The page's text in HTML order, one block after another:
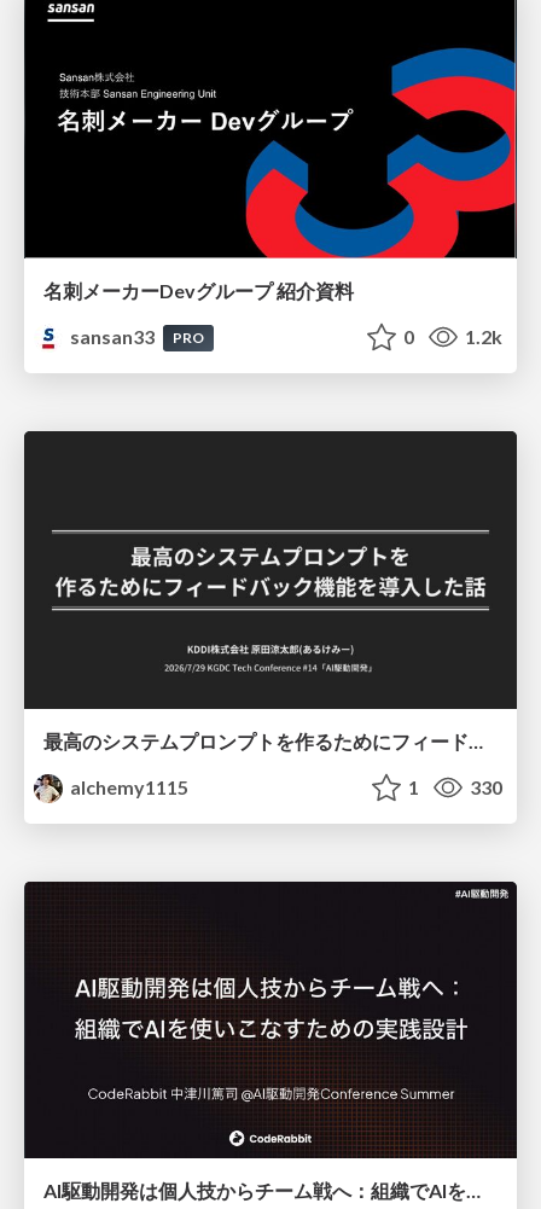
名刺メーカーDevグループ 紹介資料
sansan33
PRO 0 1.2k
alchemy1115
1 330
AI駆動開発は個人技からチーム戦へ：組織でAIを使いこなすための実践設計